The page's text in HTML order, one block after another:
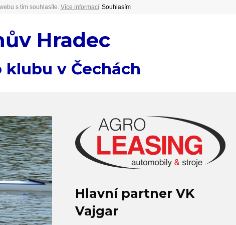
s tím souhlasíte. Více informací Souhlasím
Hradec
v Čechách
Hlavní partner VK
Vajgar